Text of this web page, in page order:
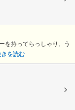
を持ってらっしゃり、う
を読む